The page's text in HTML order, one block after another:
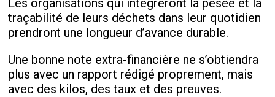
Les organisations qui intégreront la pesée et la
traçabilité de leurs déchets dans leur quotidien
prendront une longueur d’avance durable.
Une bonne note extra-financière ne s’obtiendra
plus avec un rapport rédigé proprement, mais
avec des kilos, des taux et des preuves.